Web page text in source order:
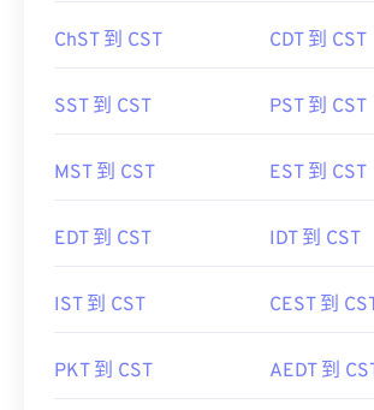
ChST 到 CST CDT 到 CST
SST 到 CST PST 到 CST
MST 到 CST EST 到 CST
EDT 到 CST IDT 到 CST
IST 到 CST CEST 到
PKT 到 CST AEDT 到